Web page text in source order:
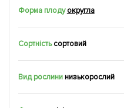
Форма плоду округла
Сортність сортовий
Вид рослининизькорослий